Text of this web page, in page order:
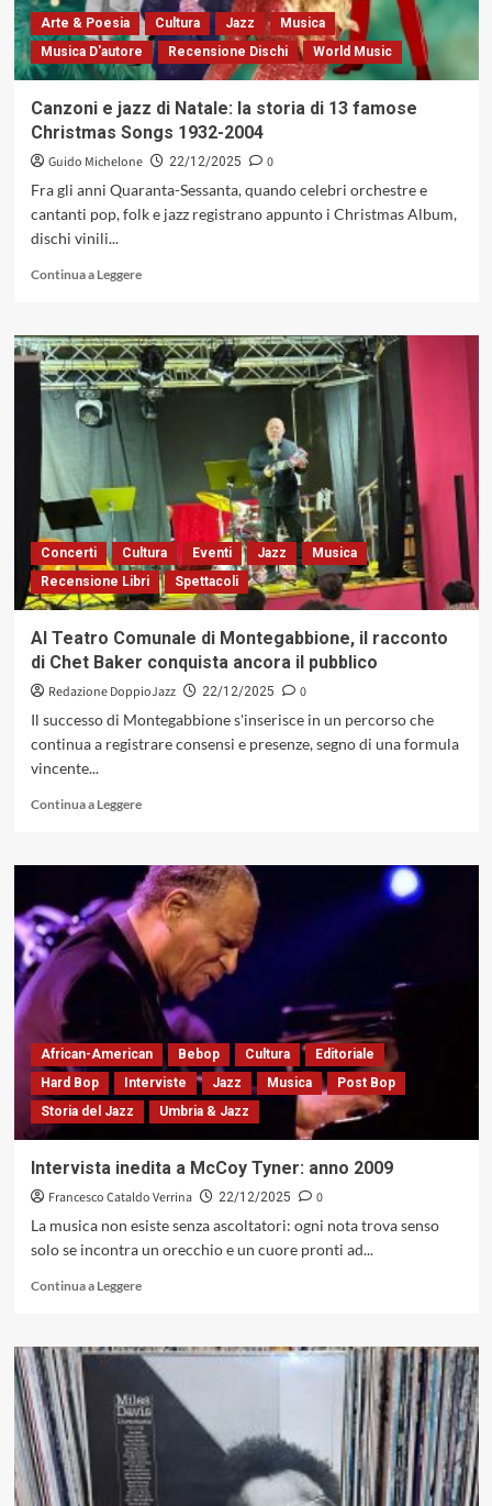
influenze,
confluenze
e
defluenze
Records,
1996)
Arte & Poesia Cultura Jazz
Musica
Musica D'autore
Recensione Dischi World Music
Canzoni e jazz di Natale: la storia di 13 famose
Christmas Songs 1932-2004
Guido Michelone 22/12/2025
0
Fra gli anni Quaranta-Sessanta, quando celebri orchestre e
cantanti pop, folk e jazz registrano appunto i Christmas Album,
dischi vinili...
Continua a LeggereLeggi
su
Canzoni
e
jazz
di
Natale:
storia
famose
Christmas
Songs
1932-
Concerti Cultura Eventi Jazz
Musica
Recensione Libri
Spettacoli
Al Teatro Comunale di Montegabbione, il racconto
di Chet Baker conquista ancora il pubblico
Redazione DoppioJazz 22/12/2025
0
Il successo di Montegabbione s'inserisce in un percorso che
continua a registrare consensi e presenze, segno di una formula
vincente...
Continua a LeggereLeggi
su
Al
Teatro
Comunale
di
Montegabbione,
racconto
Chet
Baker
conquista
ancora
African-American Bebop Cultura
Editoriale
Hard Bop
Interviste Jazz Musica
Post Bop
Storia del Jazz
Umbria & Jazz
Intervista inedita a McCoy Tyner: anno 2009
Francesco Cataldo Verrina 22/12/2025
0
La musica non esiste senza ascoltatori: ogni nota trova senso
solo se incontra un orecchio e un cuore pronti ad...
Continua a LeggereLeggi
su
Intervista
inedita
a
McCoy
Tyner:
anno
2009